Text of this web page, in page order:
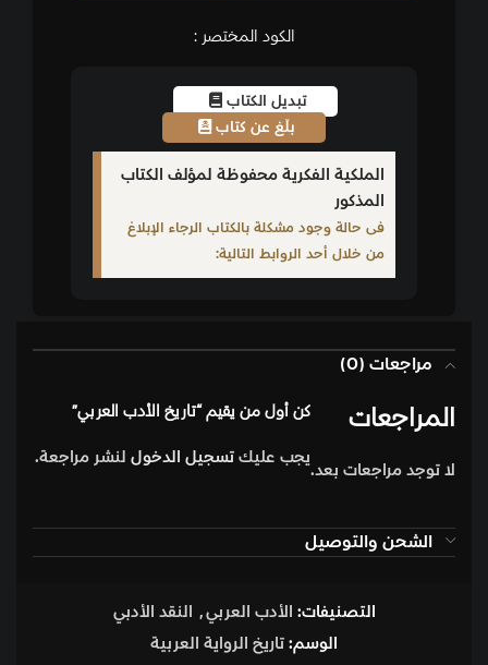
الكود المختصر :
تبديل الكتاب
بلّغ عن كتاب
الملكية الفكرية محفوظة لمؤلف الكتاب
المذكور
فى حالة وجود مشكلة بالكتاب الرجاء الإبلاغ
من خلال أحد الروابط التالية:
مراجعات (0)
المراجعات
لا توجد مراجعات بعد.
كن أول من يقيم “تاريخ الأدب العربي”
يجب عليك تسجيل الدخول لنشر مراجعة.
الشحن والتوصيل
التصنيفات: الأدب العربي, النقد الأدبي
الوسم: تاريخ الرواية العربية